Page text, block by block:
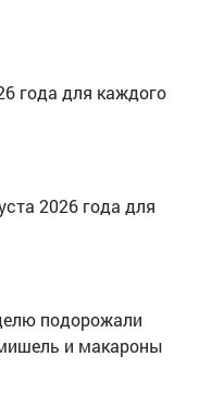
года для каждого
2026 года для
подорожали
и макароны